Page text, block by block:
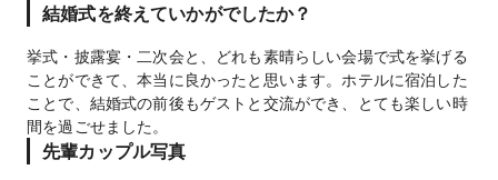
結婚式を終えていかがでしたか？
挙式・披露宴・二次会と、どれも素晴らしい会場で式を挙げる
ことができて、本当に良かったと思います。ホテルに宿泊した
ことで、結婚式の前後もゲストと交流ができ、とても楽しい時
間を過ごせました。
先輩カップル写真